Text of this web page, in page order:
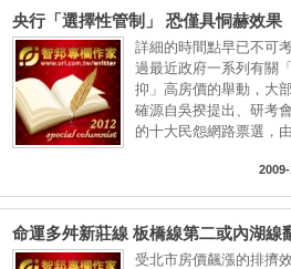
央行「選擇性管制」 恐僅具恫赫效果
詳細的時間點早已不可
過最近政府一系列有關
抑」高房價的舉動，大
確源自吳揆提出、研考
的十大民怨網路票選，
命運多舛新莊線 板橋線第二或內湖線
受北市房價飆漲的排擠